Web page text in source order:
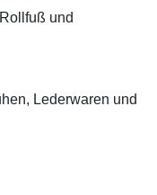
und
Lederwaren und